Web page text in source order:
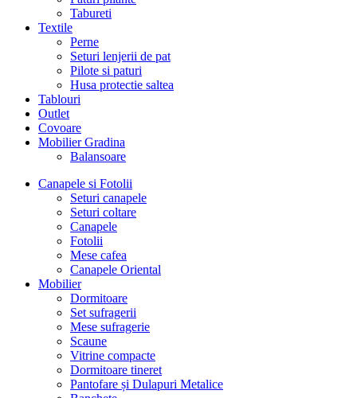
Tabureti
Textile
Perne
Seturi lenjerii de pat
Pilote si paturi
Husa protectie saltea
Tablouri
Outlet
Covoare
Mobilier Gradina
Balansoare
Canapele si Fotolii
Seturi canapele
Seturi coltare
Canapele
Fotolii
Mese cafea
Canapele Oriental
Mobilier
Dormitoare
Set sufragerii
Mese sufragerie
Scaune
Vitrine compacte
Dormitoare tineret
Pantofare și Dulapuri Metalice